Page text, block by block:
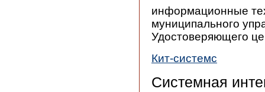
информационные
муниципального
Удостоверяющего
Кит-системс
Системная